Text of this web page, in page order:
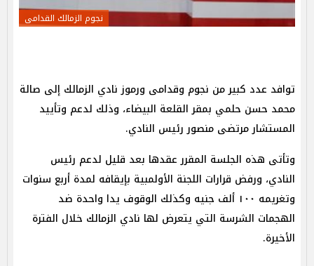
نجوم الزمالك القدامى
توافد عدد كبير من نجوم وقدامى ورموز نادي الزمالك إلى صالة
محمد حسن حلمي بمقر القلعة البيضاء، وذلك لدعم وتأييد
المستشار مرتضى منصور رئيس النادي.
وتأتى هذه الجلسة المقرر عقدها بعد قليل لدعم رئيس
النادي، ورفض قرارات اللجنة الأولمبية بإيقافه لمدة أربع سنوات
وتغريمه ١٠٠ ألف جنيه وكذلك الوقوف يدا واحدة ضد
الهجمات الشرسة التي يتعرض لها نادي الزمالك خلال الفترة
الأخيرة.